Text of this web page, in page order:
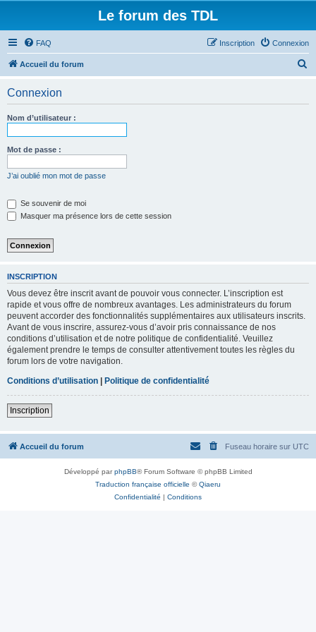
Le forum des TDL
FAQ Connexion
Inscription
Accueil du forum
Connexion
Nom d’utilisateur :
Mot de passe :
J’ai oublié mon mot de passe
Se souvenir de moi
Masquer ma présence lors de cette session
INSCRIPTION
Vous devez être inscrit avant de pouvoir vous connecter. L’inscription est
rapide et vous offre de nombreux avantages. Les administrateurs du forum
peuvent accorder des fonctionnalités supplémentaires aux utilisateurs inscrits.
Avant de vous inscrire, assurez-vous d’avoir pris connaissance de nos
conditions d’utilisation et de notre politique de confidentialité. Veuillez
également prendre le temps de consulter attentivement toutes les règles du
forum lors de votre navigation.
Conditions d’utilisation | Politique de confidentialité
Inscription
Accueil du forum Fuseau horaire sur UTC
Développé parphpBB® Forum Software © phpBB Limited
Traduction française officielle ©Qiaeru
Confidentialité | Conditions